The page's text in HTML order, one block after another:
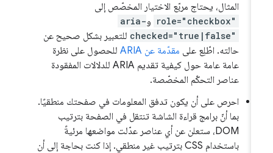
المثال، يحتاج مربّع الاختيار المخصّص إلى
role="checkbox" وaria-
checked="true|false"للتعبير بشكل صحيح عن
حالته. اطّلِع علىمقدّمة عن ARIA
للحصول على نظرة
عامة عامة حول كيفية تقديم ARIA للدلالات المفقودة
عناصر التحكّم المخصّصة.
احرص على أن يكون تدفق المعلومات في صفحتك منطقيًا.
بما أنّ برامج قراءة الشاشة تنتقل في الصفحة بترتيب
DOM، ستعلن عن أي عناصر عدّلت مواضعها مرئيةً
باستخدام CSS بترتيب غير منطقي. إذا كنت بحاجة إلى أن